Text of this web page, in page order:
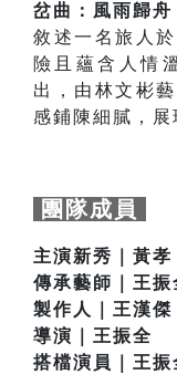
岔曲：風雨歸舟
敘述一名旅人
險且蘊含人情
出，由林文彬
感鋪陳細膩，展
團隊成員
主演新秀｜黃孝
傳承藝師｜王
製作人｜王漢傑
導演｜王振全
搭檔演員｜王